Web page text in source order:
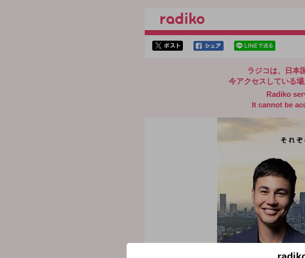
ラジコは、日本
今アクセスしている
Radiko
It cannot be